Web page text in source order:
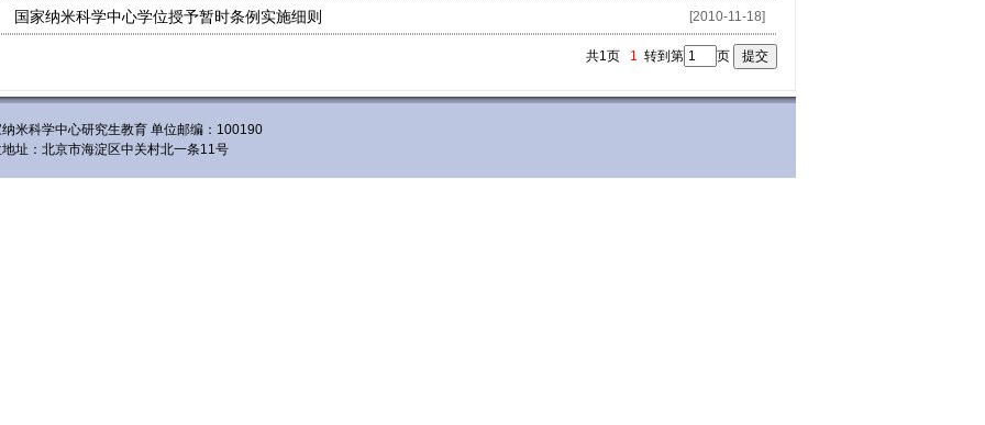
国家纳米科学中心学位授予暂时条例实施细则 [2010-11-18]
共1页 1 转到第 页
米科学中心研究生教育 单位邮编：100190
址：北京市海淀区中关村北一条11号